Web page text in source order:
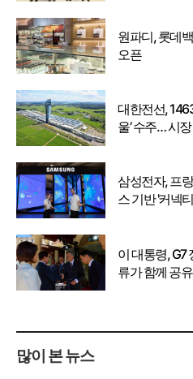
원파디, 롯데
오픈
대한전선,
울’ 수주… 시
삼성전자, 프
스 기반 '커넥
이 대통령, G7
류가 함께 공
많이 본 뉴스